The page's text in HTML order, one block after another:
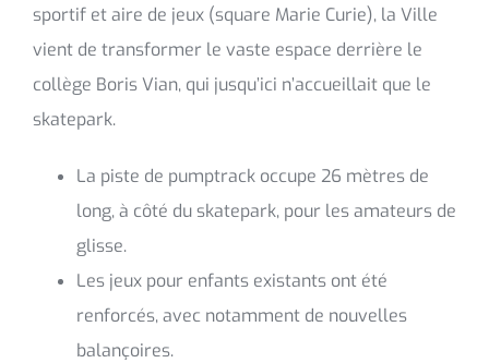
sportif et aire de jeux (square Marie Curie), la Ville
vient de transformer le vaste espace derrière le
collège Boris Vian, qui jusqu’ici n’accueillait que le
skatepark.
La piste de pumptrack occupe 26 mètres de
long, à côté du skatepark, pour les amateurs de
glisse.
Les jeux pour enfants existants ont été
renforcés, avec notamment de nouvelles
balançoires.